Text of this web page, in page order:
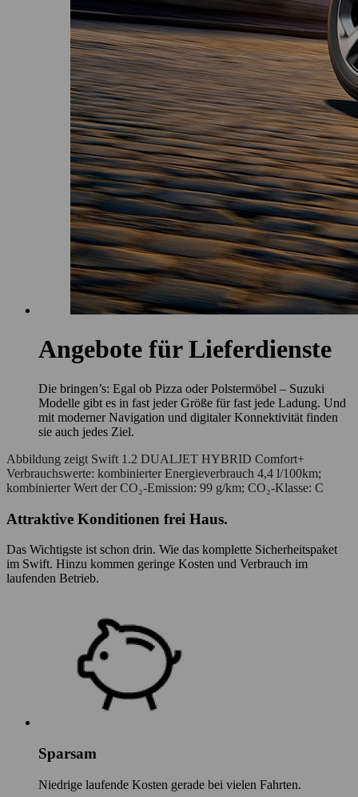
Angebote für Lieferdienste
Die bringen’s: Egal ob Pizza oder Polstermöbel – Suzuki
Modelle gibt es in fast jeder Größe für fast jede Ladung. Und
mit moderner Navigation und digitaler Konnektivität finden
sie auch jedes Ziel.
Abbildung zeigt Swift 1.2 DUALJET HYBRID Comfort+
Verbrauchswerte: kombinierter Energieverbrauch 4,4 l/100km;
kombinierter Wert der CO₂-Emission: 99 g/km; CO₂-Klasse: C
Attraktive Konditionen frei Haus.
Das Wichtigste ist schon drin. Wie das komplette Sicherheitspaket
im Swift. Hinzu kommen geringe Kosten und Verbrauch im
laufenden Betrieb.
Sparsam
Niedrige laufende Kosten gerade bei vielen Fahrten.